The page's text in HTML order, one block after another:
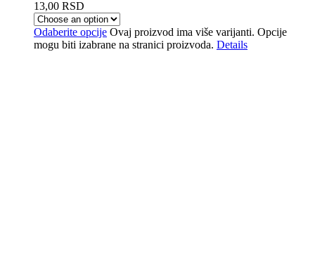
13,00 RSD
Odaberite opcije Ovaj proizvod ima više varijanti. Opcije
mogu biti izabrane na stranici proizvoda. Details